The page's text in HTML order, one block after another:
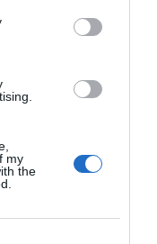
my
the
za
orožje, ki